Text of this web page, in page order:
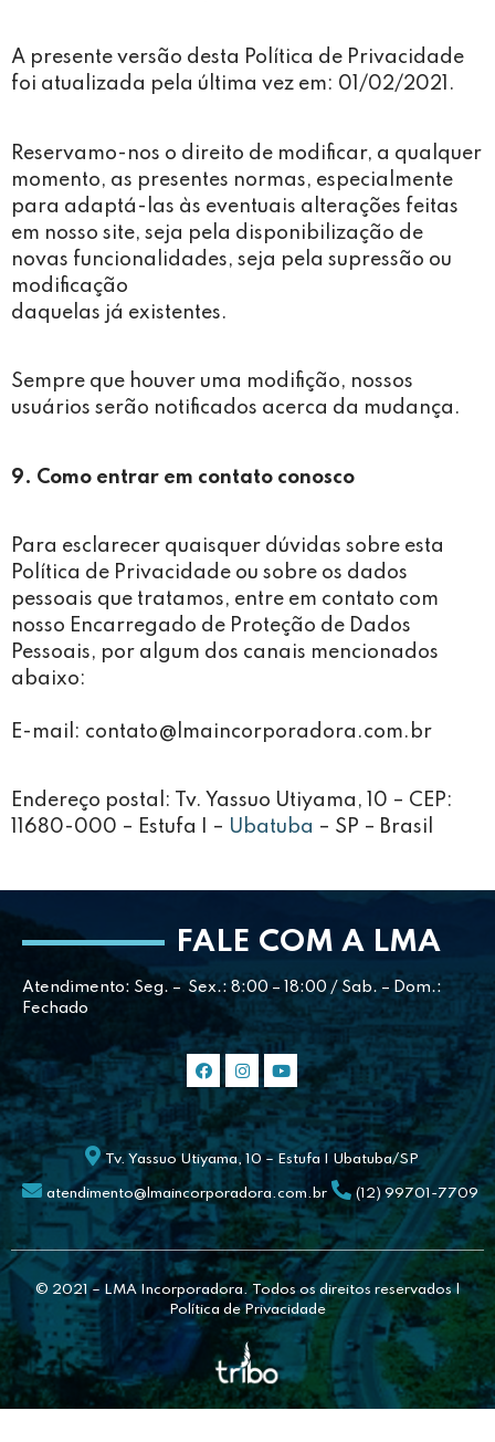
A presente versão desta Política de Privacidade
foi atualizada pela última vez em: 01/02/2021.
Reservamo-nos o direito de modificar, a qualquer
momento, as presentes normas, especialmente
para adaptá-las às eventuais alterações feitas
em nosso site, seja pela disponibilização de
novas funcionalidades, seja pela supressão ou
modificação
daquelas já existentes.
Sempre que houver uma modifição, nossos
usuários serão notificados acerca da mudança.
9. Como entrar em contato conosco
Para esclarecer quaisquer dúvidas sobre esta
Política de Privacidade ou sobre os dados
pessoais que tratamos, entre em contato com
nosso Encarregado de Proteção de Dados
Pessoais, por algum dos canais mencionados
abaixo:
E-mail: contato@lmaincorporadora.com.br
Endereço postal: Tv. Yassuo Utiyama, 10 – CEP:
11680-000 – Estufa I – Ubatuba – SP – Brasil
FALE COM A LMA
Atendimento: Seg. – Sex.: 8:00 – 18:00 / Sab. – Dom.:
Fechado
Tv. Yassuo Utiyama, 10 – Estufa I Ubatuba/SP
atendimento@lmaincorporadora.com.br (12) 99701-7709
© 2021 – LMA Incorporadora. Todos os direitos reservados |
Política de Privacidade